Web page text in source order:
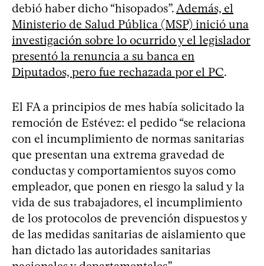
debió haber dicho “hisopados”. Además, el
Ministerio de Salud Pública (MSP) inició una
investigación sobre lo ocurrido y el legislador
presentó la renuncia a su banca en
Diputados, pero fue rechazada por el PC.
El FA a principios de mes había solicitado la
remoción de Estévez: el pedido “se relaciona
con el incumplimiento de normas sanitarias
que presentan una extrema gravedad de
conductas y comportamientos suyos como
empleador, que ponen en riesgo la salud y la
vida de sus trabajadores, el incumplimiento
de los protocolos de prevención dispuestos y
de las medidas sanitarias de aislamiento que
han dictado las autoridades sanitarias